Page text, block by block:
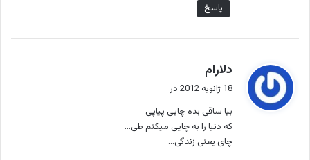
پاسخ
دلارام
:
18 ژانویه 2012 در
بیا ساقی بده چایی پیاپی
که دنیا را به چایی میکنم طی…
چای یعنی زندگی…